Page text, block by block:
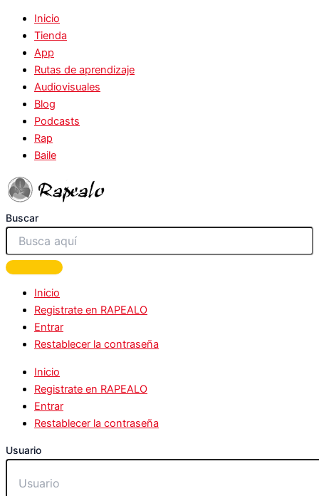
Inicio
Tienda
App
Rutas de aprendizaje
Audiovisuales
Blog
Podcasts
Rap
Baile
Buscar
Inicio
Registrate en RAPEALO
Entrar
Restablecer la contraseña
Inicio
Registrate en RAPEALO
Entrar
Restablecer la contraseña
Usuario